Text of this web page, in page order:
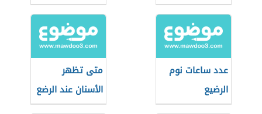
الشهر الثالث
عدد ساعات نوم
الرضيع
متى تظهر
الأسنان عند الرضع